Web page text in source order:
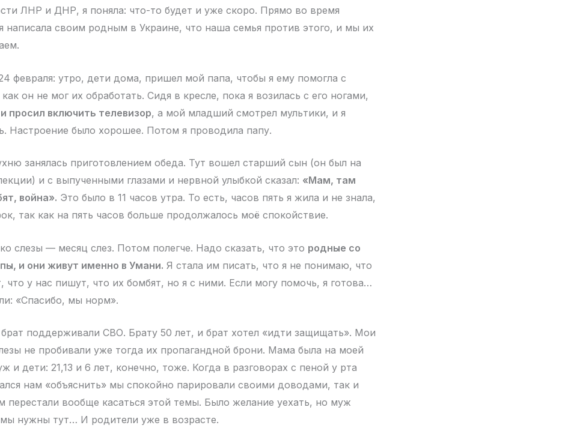
ЛНР и ДНР, я поняла: что-то будет и уже скоро. Прямо во время
написала своим родным в Украине, что наша семья против этого, и мы их
февраля: утро, дети дома, пришел мой папа, чтобы я ему помогла с
он не мог их обработать. Сидя в кресле, пока я возилась с его ногами,
просил включить телевизор, а мой младший смотрел мультики, и я
Настроение было хорошее. Потом я проводила папу.
занялась приготовлением обеда. Тут вошел старший сын (он был на
и с выпученными глазами и нервной улыбкой сказал: «Мам, там
война». Это было в 11 часов утра. То есть, часов пять я жила и не знала,
так как на пять часов больше продолжалось моё спокойствие.
слезы — месяц слез. Потом полегче. Надо сказать, что это родные со
и они живут именно в Умани. Я стала им писать, что я не понимаю, что
что у нас пишут, что их бомбят, но я с ними. Если могу помочь, я готова…
«Спасибо, мы норм».
поддерживали СВО. Брату 50 лет, и брат хотел «идти защищать». Мои
не пробивали уже тогда их пропагандной брони. Мама была на моей
и дети: 21,13 и 6 лет, конечно, тоже. Когда в разговорах с пеной у рта
нам «объяснить» мы спокойно парировали своими доводами, так и
перестали вообще касаться этой темы. Было желание уехать, но муж
мы нужны тут… И родители уже в возрасте.